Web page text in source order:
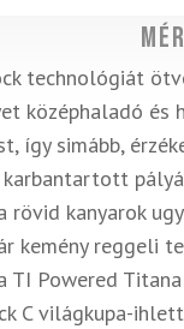
technológiát
középhaladó és
így simább,
kanyarok
kemény reggeli
TI Powered
C világkupa-